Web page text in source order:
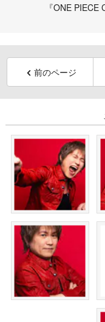
『ONE PIECE
前のページ